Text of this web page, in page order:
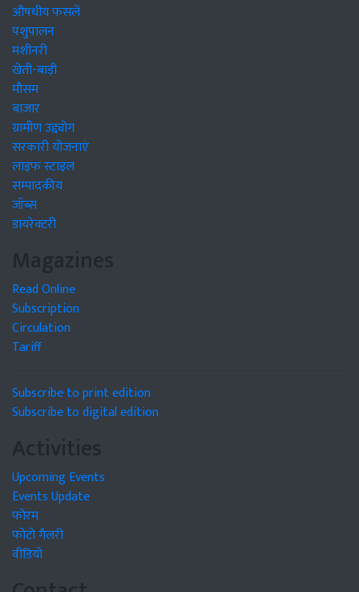
औषधीय फसलें
पशुपालन
मशीनरी
खेती-बाड़ी
मौसम
बाजार
ग्रामीण उद्द्योग
सरकारी योजनाएं
लाइफ स्टाइल
सम्पादकीय
जॉब्स
डायरेक्टरी
Magazines
Read Online
Subscription
Circulation
Tariff
Subscribe to print edition
Subscribe to digital edition
Activities
Upcoming Events
Events Update
फोरम
फोटो गैलरी
वीडियो